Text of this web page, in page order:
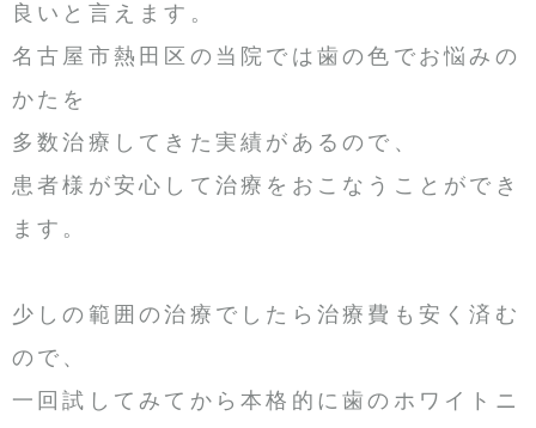
良いと言えます。
名古屋市熱田区の当院では歯の色でお悩みの
かたを
多数治療してきた実績があるので、
患者様が安心して治療をおこなうことができ
ます。
少しの範囲の治療でしたら治療費も安く済む
ので、
一回試してみてから本格的に歯のホワイトニ